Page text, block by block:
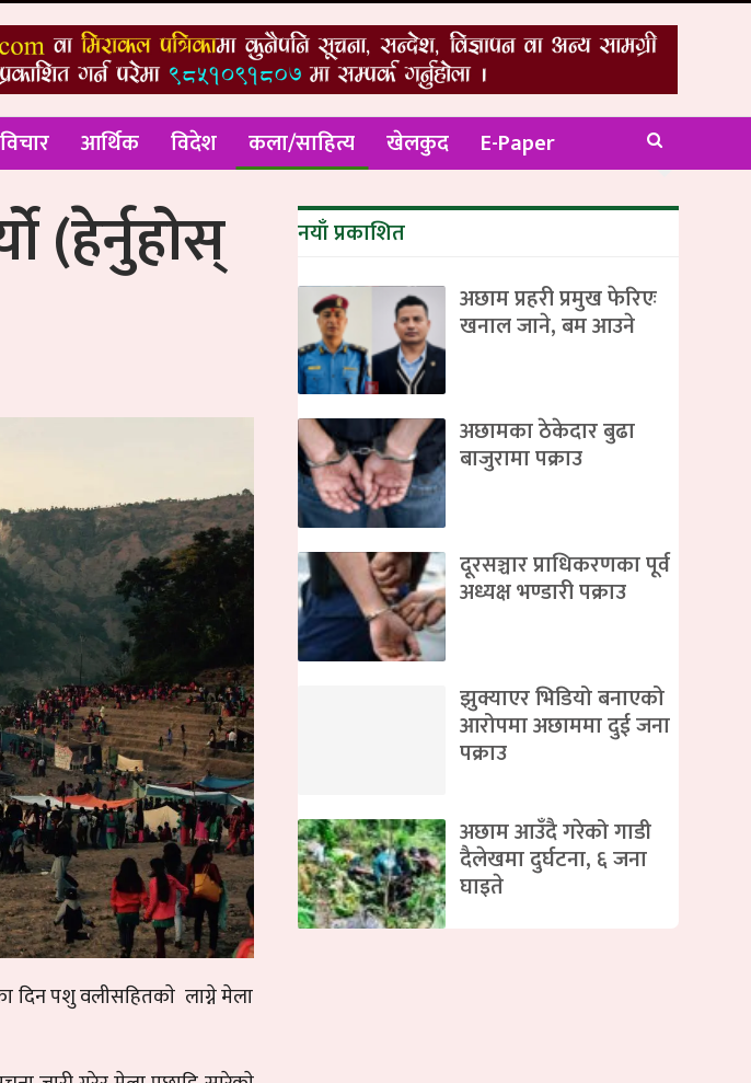
विचार आर्थिक विदेश कला/साहित्य खेलकुद E-Paper
(हेर्नुहोस्
दिन पशु वलीसहितकाे लाग्ने मेला
नयाँ प्रकाशित
अछाम प्रहरी प्रमुख फेरिएः
खनाल जाने, बम आउने
अछामका ठेकेदार बुढा
बाजुरामा पक्राउ
दूरसञ्चार प्राधिकरणका पूर्व
अध्यक्ष भण्डारी पक्राउ
झुक्याएर भिडियो बनाएको
आरोपमा अछाममा दुई जना
पक्राउ
अछाम आउँदै गरेको गाडी
दैलेखमा दुर्घटना, ६ जना
घाइते